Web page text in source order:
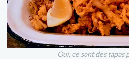
Oui, ce sont des tapas